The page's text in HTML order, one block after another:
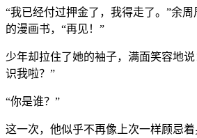
“我已经付过押金了，我得走了。”余
的漫画书，“再见！”
少年却拉住了她的袖子，满面笑容地
识我啦？”
“你是谁？”
这一次，他似乎不再像上次一样顾忌